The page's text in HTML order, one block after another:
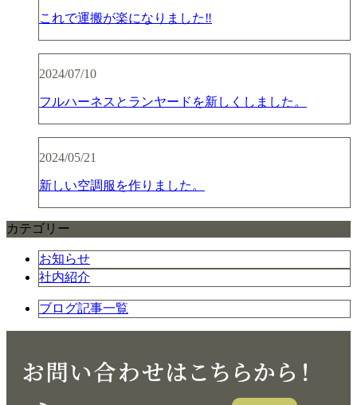
これで運搬が楽になりました‼︎
2024/07/10
フルハーネスとランヤードを新しくしました。
2024/05/21
新しい空調服を作りました。
カテゴリー
お知らせ
社内紹介
ブログ記事一覧